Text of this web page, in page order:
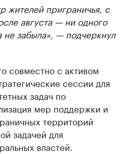
жителей приграничья, с
августа — ни одного
не забыла», — подчеркнул
совместно с активом
сессии для
задач по
мер поддержки и
территорий
задачей для
властей.